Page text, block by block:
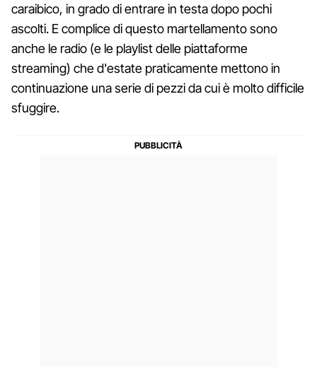
caraibico, in grado di entrare in testa dopo pochi
ascolti. E complice di questo martellamento sono
anche le radio (e le playlist delle piattaforme
streaming) che d'estate praticamente mettono in
continuazione una serie di pezzi da cui è molto difficile
sfuggire.